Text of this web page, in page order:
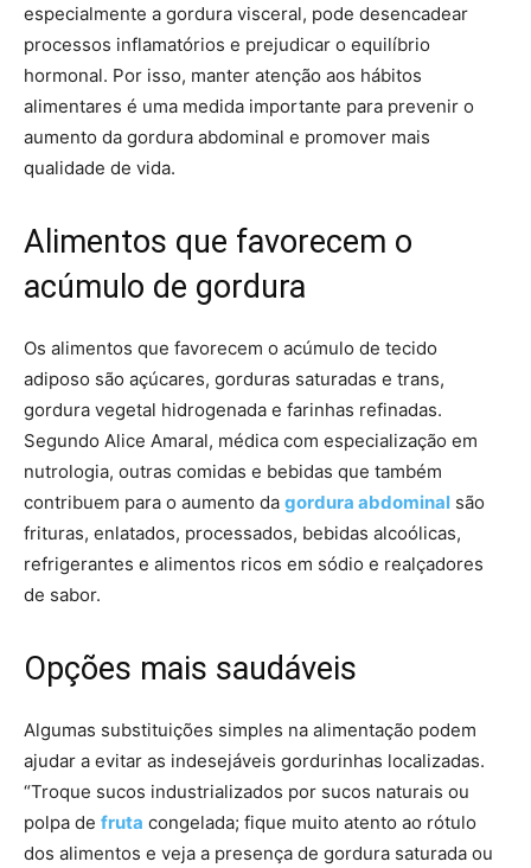
especialmente a gordura visceral, pode desencadear
processos inflamatórios e prejudicar o equilíbrio
hormonal. Por isso, manter atenção aos hábitos
alimentares é uma medida importante para prevenir o
aumento da gordura abdominal e promover mais
qualidade de vida.
Alimentos que favorecem o
acúmulo de gordura
Os alimentos que favorecem o acúmulo de tecido
adiposo são açúcares, gorduras saturadas e trans,
gordura vegetal hidrogenada e farinhas refinadas.
Segundo Alice Amaral, médica com especialização em
nutrologia, outras comidas e bebidas que também
contribuem para o aumento da gordura abdominal são
frituras, enlatados, processados, bebidas alcoólicas,
refrigerantes e alimentos ricos em sódio e realçadores
de sabor.
Opções mais saudáveis
Algumas substituições simples na alimentação podem
ajudar a evitar as indesejáveis gordurinhas localizadas.
“Troque sucos industrializados por sucos naturais ou
polpa de fruta congelada; fique muito atento ao rótulo
dos alimentos e veja a presença de gordura saturada ou